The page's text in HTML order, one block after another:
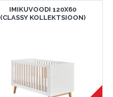
IMIKUVOODI 120X60
(CLASSY KOLLEKTSIOON)